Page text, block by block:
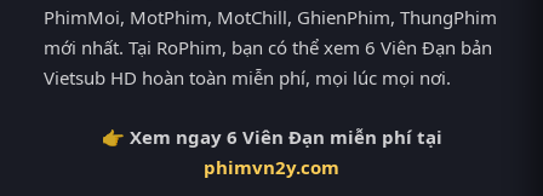
PhimMoi, MotPhim, MotChill, GhienPhim, ThungPhim
mới nhất. Tại RoPhim, bạn có thể xem 6 Viên Đạn bản
Vietsub HD hoàn toàn miễn phí, mọi lúc mọi nơi.
👉 Xem ngay 6 Viên Đạn miễn phí tại
phimvn2y.com